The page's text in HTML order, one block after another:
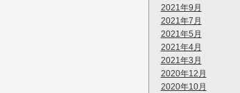
2021年9月
2021年7月
2021年5月
2021年4月
2021年3月
2020年12月
2020年10月